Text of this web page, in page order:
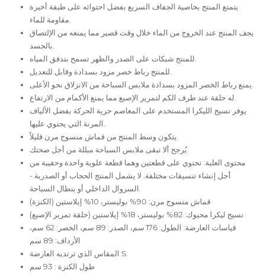
يتمتع المنتج بخاصية الجفاف السريع بفضل احتوائه على طبقة أخيرة
مقاومة للماء.
يجف المنتج عند الخروج من الماء خلال وقت قصير مما يمنعه من الإلتصاق
بالجسد.
للمنتج شبكات على الصدر والظهر تسمح بتدفق المياه.
للمنتج رباط خصر مزود بسدادة وقابل للتعديل.
يمنع رباط الخصر المزود بسدادة ملابس السباحة من الانزلاق نحو الأعلى.
له حلقة عند طرف الكم لتمرير الإصبع مما يمنع الأكمام من الارتفاع.
يوفر نسيج الليكرا المستخدم على المعاصم حرية الحركة بفضل الألياف
المرنة التي يحتوي عليها.
يتكون وسط المنتج من قماش منسوج مرن قليلاً.
يُرجح ألا تبقى ملابس السباحة مبللة من أجل صحتك.
محتوى العلبة: تحتوي على قطعتين وهما قطعة علوية واحدة وحقيبة من
أجل إنشاء تنسيقات مختلفة. لا يشمل المنتج الحجاب أو الصدرية -
السروال الداخلي أو بنطال السباحة.
قماش منسوج مرن: 90% بوليستر، 10% إيلاستين (الكنزة)
نسيج ليكرا محبوك: 82% بوليستر، 18% إيلاستين (حلقة تمرير الإصبع)
قياسات العارضة: الطول: 176 سم، الصدر: 89 سم، الخصر: 62 سم،
الأرداف: 89 سم
المقاس الذي ترتديه العارضة S.
طول الكنزة : 93 سم